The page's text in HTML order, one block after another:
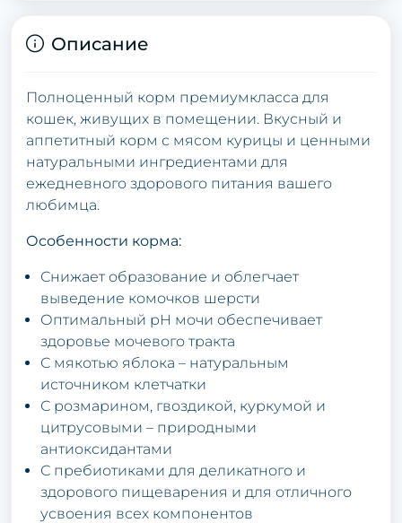
Описание
Полноценный корм премиумкласса для
кошек, живущих в помещении. Вкусный и
аппетитный корм с мясом курицы и ценными
натуральными ингредиентами для
ежедневного здорового питания вашего
любимца.
Особенности корма:
Снижает образование и облегчает
выведение комочков шерсти
Оптимальный pH мочи обеспечивает
здоровье мочевого тракта
С мякотью яблока – натуральным
источником клетчатки
С розмарином, гвоздикой, куркумой и
цитрусовыми – природными
антиоксидантами
С пребиотиками для деликатного и
здорового пищеварения и для отличного
усвоения всех компонентов